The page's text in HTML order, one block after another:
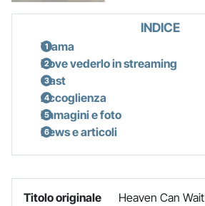
INDICE
Trama
Dove vederlo in streaming
Cast
Accoglienza
Immagini e foto
News e articoli
Titolo originale
Heaven Can Wait